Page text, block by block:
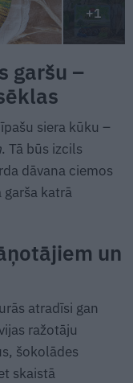
+1
garšu –
siera kūku –
. Tā būs izcils
dāvana ciemos
garša katrā
un
atradīsi gan
ražotāju
šokolādes
skaistā